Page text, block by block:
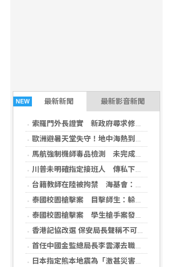
NEW 最新新聞 最新影音新聞
索羅門外長證實 新政府尋求修復與美澳等傳統盟邦關係
歐洲避暑天堂失守！地中海熱到像溫泉 海水飆高8℃遊客傻眼：無法消暑
馬航強制機師毒品檢測 未完成不得執行飛航任務
川普未明確指定接班人 傳私下挺范斯角逐2028
台籍教師在陸被拘禁 海基會：恐涉及宗教因素
泰國校園槍擊案 目擊師生：躲教室堵門驚恐落淚
泰國校園槍擊案 學生槍手案發前槍殺祖父母
香港記協改選 保安局長聲稱不可勾結外國勢力
首任中國金監總局長李雲澤去職 證實涉嚴重違紀違法
日本指定熊本地震為「激甚災害」 擴大國家重建補助